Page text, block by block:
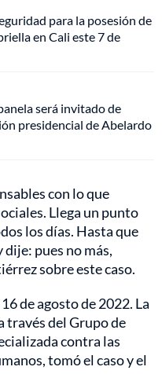
para la posesión de
en Cali este 7 de
será invitado de
presidencial de Abelardo
con lo que
Llega un punto
los días. Hasta que
dije: pues no más,
sobre este caso.
de agosto de 2022. La
través del Grupo de
contra las
tomó el caso y el